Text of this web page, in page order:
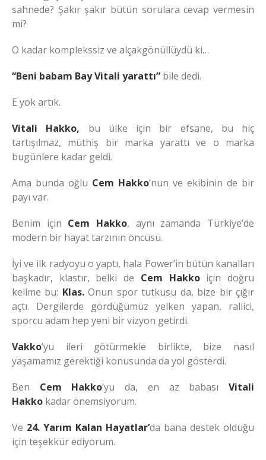
sahnede? Şakır şakır bütün sorulara cevap vermesin
mi?
O kadar komplekssiz ve alçakgönüllüydü ki…
“Beni babam Bay Vitali yarattı” bile dedi.
E yok artık.
Vitali Hakko, bu ülke için bir efsane, bu hiç
tartışılmaz, müthiş bir marka yarattı ve o marka
bugünlere kadar geldi.
Ama bunda oğlu Cem Hakko’nun ve ekibinin de bir
payı var.
Benim için Cem Hakko, aynı zamanda Türkiye’de
modern bir hayat tarzının öncüsü.
İyi ve ilk radyoyu o yaptı, hala Power’in bütün kanalları
başkadır, klastır, belki de Cem Hakkoiçin doğru
kelime bu: Klas.Onun spor tutkusu da, bize bir çığır
açtı. Dergilerde gördüğümüz yelken yapan, rallici,
sporcu adam hep yeni bir vizyon getirdi.
Vakko’yu ileri götürmekle birlikte, bize nasıl
yaşamamız gerektiği konusunda da yol gösterdi.
Ben Cem Hakko’yu da, en az babasıVitali
Hakko kadar önemsiyorum.
Ve 24. Yarım Kalan Hayatlar’da bana destek olduğu
için teşekkür ediyorum.